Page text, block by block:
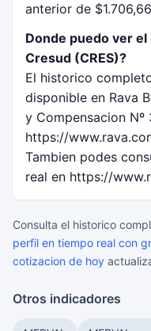
anterior de
Donde puedo ver
Cresud (CRES)?
El historico
disponible en Rava
y Compensacion Nº
https://
Tambien podes
real en https://
Consulta el historico
perfil en tiempo real con
cotizacion de hoy
Otros indicadores